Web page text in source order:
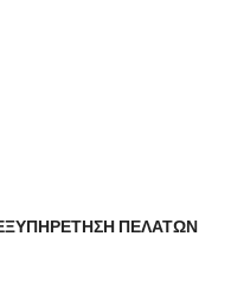
ΠΕΛΑΤΩΝ